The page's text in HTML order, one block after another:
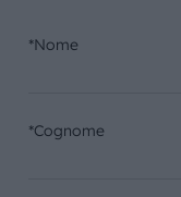
*Nome
*Cognome